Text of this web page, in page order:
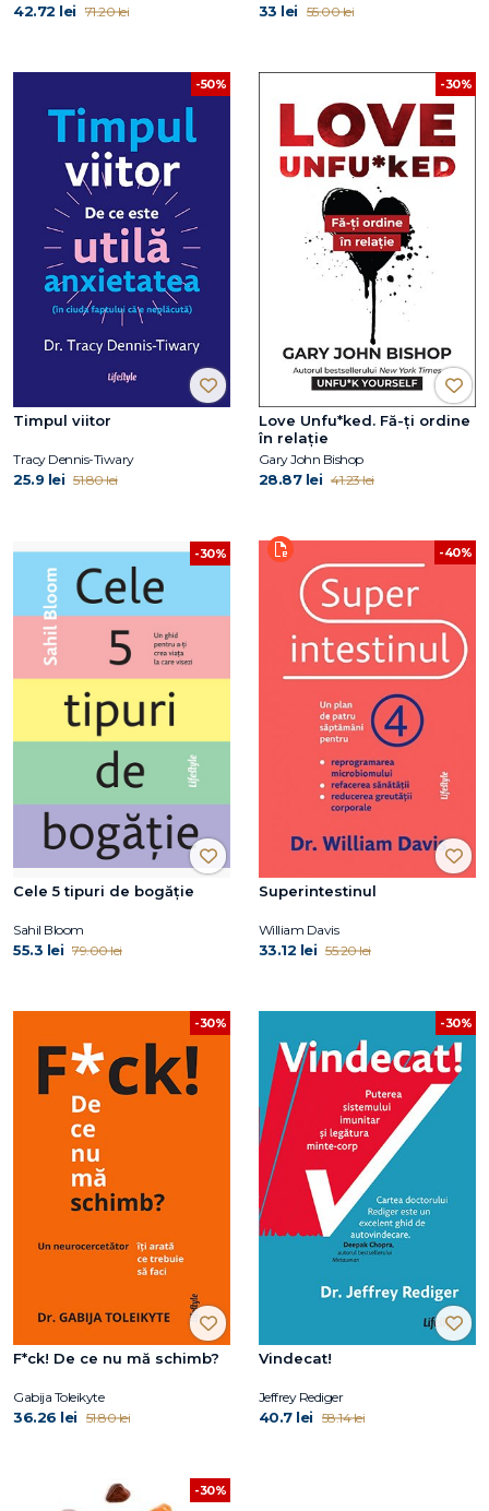
42.72 lei 71.20 lei 33 lei 55.00 lei
-50%
Timpul viitor
Tracy Dennis-Tiwary
25.9 lei 51.80 lei
-30%
Love Unfu*ked. Fă-ți ordine
în relație
Gary John Bishop
28.87 lei 41.23 lei
-30%
Cele 5 tipuri de bogăție
Sahil Bloom
55.3 lei 79.00 lei
-40%
Superintestinul
William Davis
33.12 lei 55.20 lei
-30%
F*ck! De ce nu mă schimb?
Gabija Toleikyte
36.26 lei 51.80 lei
-30%
Vindecat!
Jeffrey Rediger
40.7 lei 58.14 lei
-30%